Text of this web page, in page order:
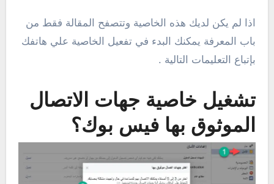
اذا لم يكن لديك هذه الخاصية وتتصفح المقالة فقط من
باب المعرفة يمكنك البدء في تفعيل الخاصية علي هاتفك
بإتباع التعليمات التالية .
تشغيل خاصية جهات الاتصال
الموثوق بها فيس بوك؟